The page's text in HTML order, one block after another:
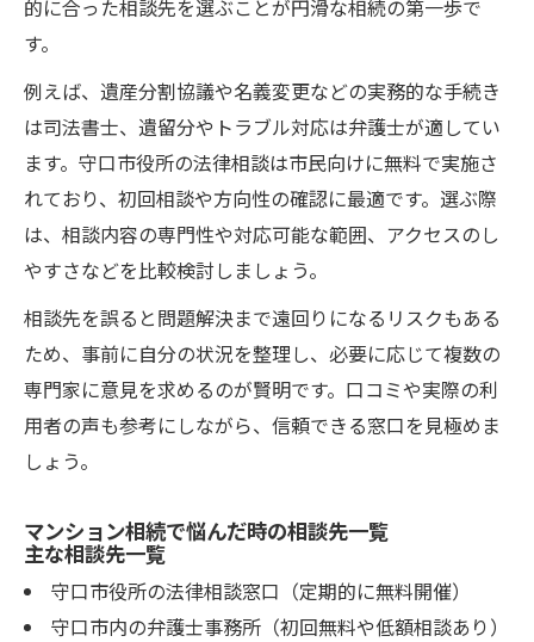
的に合った相談先を選ぶことが円滑な相続の第一歩で
す。
例えば、遺産分割協議や名義変更などの実務的な手続き
は司法書士、遺留分やトラブル対応は弁護士が適してい
ます。守口市役所の法律相談は市民向けに無料で実施さ
れており、初回相談や方向性の確認に最適です。選ぶ際
は、相談内容の専門性や対応可能な範囲、アクセスのし
やすさなどを比較検討しましょう。
相談先を誤ると問題解決まで遠回りになるリスクもある
ため、事前に自分の状況を整理し、必要に応じて複数の
専門家に意見を求めるのが賢明です。口コミや実際の利
用者の声も参考にしながら、信頼できる窓口を見極めま
しょう。
マンション相続で悩んだ時の相談先一覧
主な相談先一覧
守口市役所の法律相談窓口（定期的に無料開催）
守口市内の弁護士事務所（初回無料や低額相談あり）